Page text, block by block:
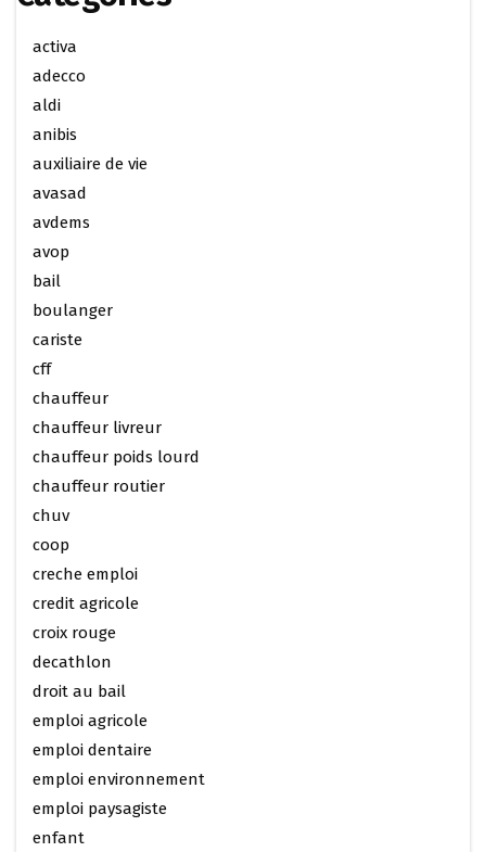
activa
adecco
aldi
anibis
auxiliaire de vie
avasad
avdems
avop
bail
boulanger
cariste
cff
chauffeur
chauffeur livreur
chauffeur poids lourd
chauffeur routier
chuv
coop
creche emploi
credit agricole
croix rouge
decathlon
droit au bail
emploi agricole
emploi dentaire
emploi environnement
emploi paysagiste
enfant